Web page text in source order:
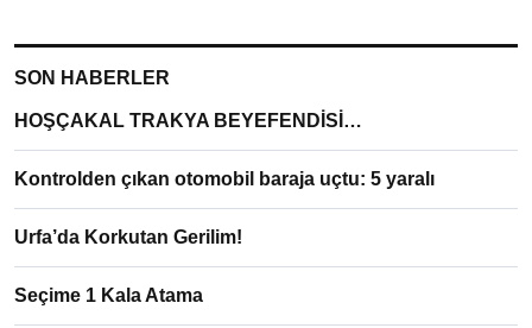
SON HABERLER
HOŞÇAKAL TRAKYA BEYEFENDİSİ…
Kontrolden çıkan otomobil baraja uçtu: 5 yaralı
Urfa’da Korkutan Gerilim!
Seçime 1 Kala Atama